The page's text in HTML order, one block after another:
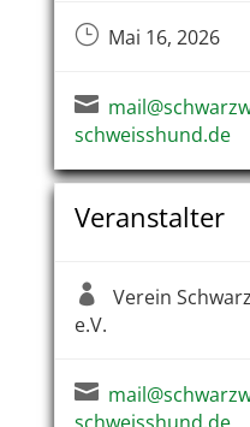
}Mai 16, 2026

schweisshund.de
Veranstalter

Verein
e.V.
